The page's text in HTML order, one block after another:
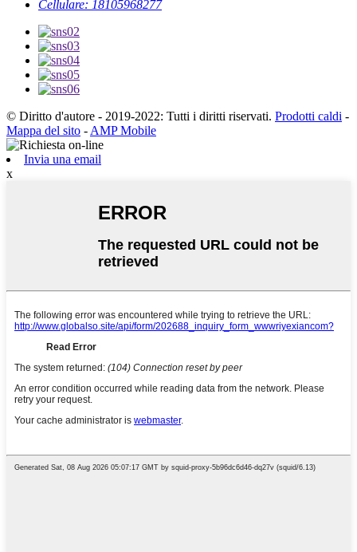
Cellulare: 18105968277
© Diritto d'autore - 2019-2022: Tutti i diritti riservati. Prodotti caldi -
Mappa del sito - AMP Mobile
Invia una email
x